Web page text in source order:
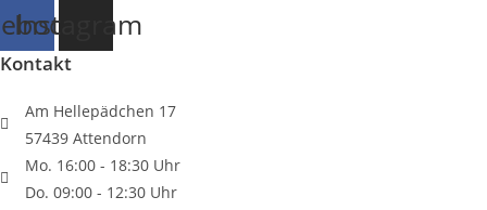
Instagram
Kontakt
Am Hellepädchen 17
57439 Attendorn
Mo. 16:00 - 18:30 Uhr
Do. 09:00 - 12:30 Uhr